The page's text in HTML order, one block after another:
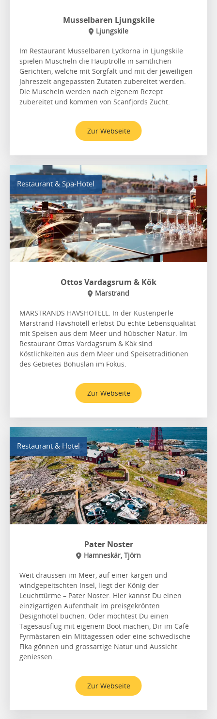
Musselbaren Ljungskile
Ljungskile
Im Restaurant Musselbaren Lyckorna in Ljungskile
spielen Muscheln die Hauptrolle in sämtlichen
Gerichten, welche mit Sorgfalt und mit der jeweiligen
Jahreszeit angepassten Zutaten zubereitet werden.
Die Muscheln werden nach eigenem Rezept
zubereitet und kommen von Scanfjords Zucht.
Zur Webseite
Restaurant & Spa-Hotel
Ottos Vardagsrum & Kök
Marstrand
MARSTRANDS HAVSHOTELL. In der Küstenperle
Marstrand Havshotell erlebst Du echte Lebensqualität
mit Speisen aus dem Meer und hübscher Natur. Im
Restaurant Ottos Vardagsrum & Kök sind
Köstlichkeiten aus dem Meer und Speisetraditionen
des Gebietes Bohuslän im Fokus.
Zur Webseite
Restaurant & Hotel
Pater Noster
Hamneskär, Tjörn
Weit draussen im Meer, auf einer kargen und
windgepeitschten Insel, liegt der König der
Leuchttürme – Pater Noster. Hier kannst Du einen
einzigartigen Aufenthalt im preisgekrönten
Designhotel buchen. Oder möchtest Du einen
Tagesausflug mit eigenem Boot machen, Dir im Café
Fyrmästaren ein Mittagessen oder eine schwedische
Fika gönnen und grossartige Natur und Aussicht
geniessen....
Zur Webseite